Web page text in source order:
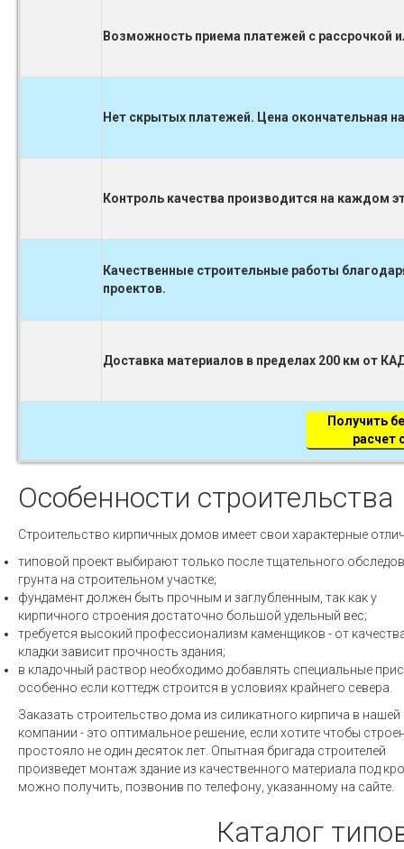
Возможность приема платежей с рассрочкой
Нет скрытых платежей. Цена окончательная
Контроль качества производится на каждом
Качественные строительные работы
проектов.
Доставка материалов в пределах 200 км от
Получить
расчет
Особенности строительства
Строительство кирпичных домов имеет свои характерные
типовой проект выбирают только после тщательного
грунта на строительном участке;
фундамент должен быть прочным и заглубленным, так как у
кирпичного строения достаточно большой удельный вес;
требуется высокий профессионализм каменщиков - от
кладки зависит прочность здания;
в кладочный раствор необходимо добавлять специальные
особенно если коттедж строится в условиях крайнего севера.
Заказать строительство дома из силикатного кирпича в нашей
компании - это оптимальное решение, если хотите чтобы
простояло не один десяток лет. Опытная бригада строителей
произведет монтаж здание из качественного материала под
можно получить, позвонив по телефону, указанному на сайте.
Каталог